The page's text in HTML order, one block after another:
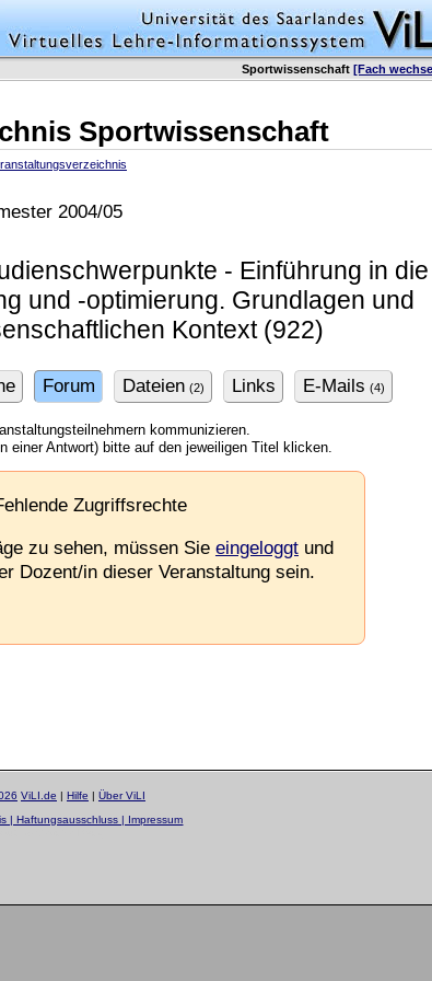
Sportwissenschaft [Fach
Sportwissenschaft
2004/05
- Einführung in die
und -optimierung. Grundlagen und
Kontext (922)
Forum Dateien (2) Links E-Mails (4)
kommunizieren.
Antwort) bitte auf den jeweiligen Titel klicken.
Zugriffsrechte
zu sehen, müssen Sie eingeloggtund
Dozent/in dieser Veranstaltung sein.
ViLI.de | Hilfe | Über ViLI
| Haftungsausschluss | Impressum